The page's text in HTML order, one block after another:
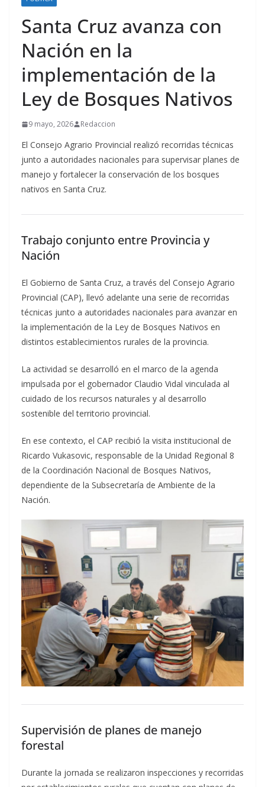
Santa Cruz avanza con
Nación en la
implementación de la
Ley de Bosques Nativos
9 mayo, 2026 Redaccion
El Consejo Agrario Provincial realizó recorridas técnicas
junto a autoridades nacionales para supervisar planes de
manejo y fortalecer la conservación de los bosques
nativos en Santa Cruz.
Trabajo conjunto entre Provincia y
Nación
El Gobierno de Santa Cruz, a través del Consejo Agrario
Provincial (CAP), llevó adelante una serie de recorridas
técnicas junto a autoridades nacionales para avanzar en
la implementación de la Ley de Bosques Nativos en
distintos establecimientos rurales de la provincia.
La actividad se desarrolló en el marco de la agenda
impulsada por el gobernador Claudio Vidal vinculada al
cuidado de los recursos naturales y al desarrollo
sostenible del territorio provincial.
En ese contexto, el CAP recibió la visita institucional de
Ricardo Vukasovic, responsable de la Unidad Regional 8
de la Coordinación Nacional de Bosques Nativos,
dependiente de la Subsecretaría de Ambiente de la
Nación.
Supervisión de planes de manejo
forestal
Durante la jornada se realizaron inspecciones y recorridas